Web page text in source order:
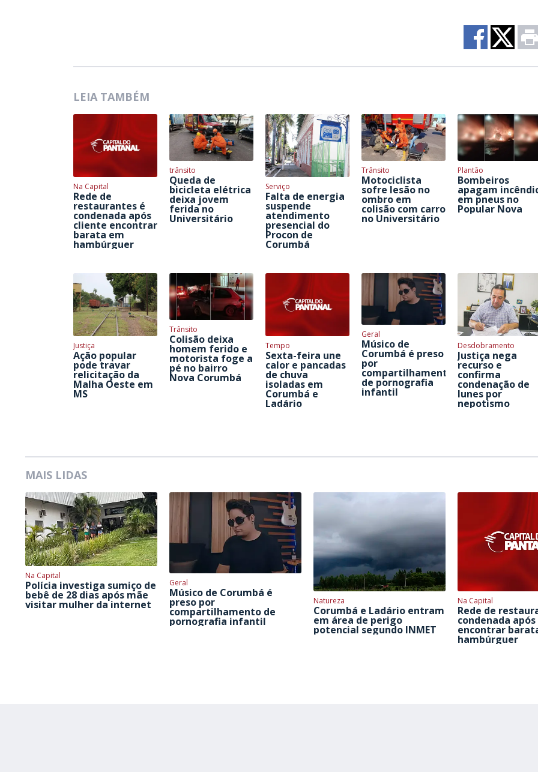
LEIA TAMBÉM
Na Capital
Rede de
restaurantes é
condenada após
cliente encontrar
barata em
hambúrguer
trânsito
Queda de
bicicleta elétrica
deixa jovem
ferida no
Universitário
Serviço
Falta de energia
suspende
atendimento
presencial do
Procon de
Corumbá
Trânsito
Motociclista
sofre lesão no
ombro em
colisão com carro
no Universitário
Plantão
Bombeiros
apagam
em pneus no
Popular Nova
Justiça
Ação popular
pode travar
relicitação da
Malha Oeste em
MS
Trânsito
Colisão deixa
homem ferido e
motorista foge a
pé no bairro
Nova Corumbá
Tempo
Sexta-feira une
calor e pancadas
de chuva
isoladas em
Corumbá e
Ladário
Geral
Músico de
Corumbá é preso
por
compartilhamento
de pornografia
infantil
Desdobramento
Justiça nega
recurso e
confirma
condenação de
Iunes por
nepotismo
MAIS LIDAS
Na Capital
Polícia investiga sumiço de
bebê de 28 dias após mãe
visitar mulher da internet
Geral
Músico de Corumbá é
preso por
compartilhamento de
pornografia infantil
Natureza
Corumbá e Ladário entram
em área de perigo
potencial segundo INMET
Na Capital
Rede de
condenada
encontrar
hambúrguer